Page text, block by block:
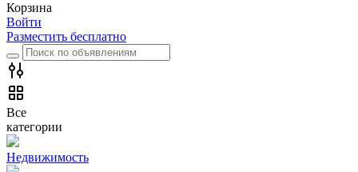
Корзина
Войти
Разместить бесплатно
Все
категории
Недвижимость